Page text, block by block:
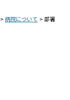
>病院について >部署